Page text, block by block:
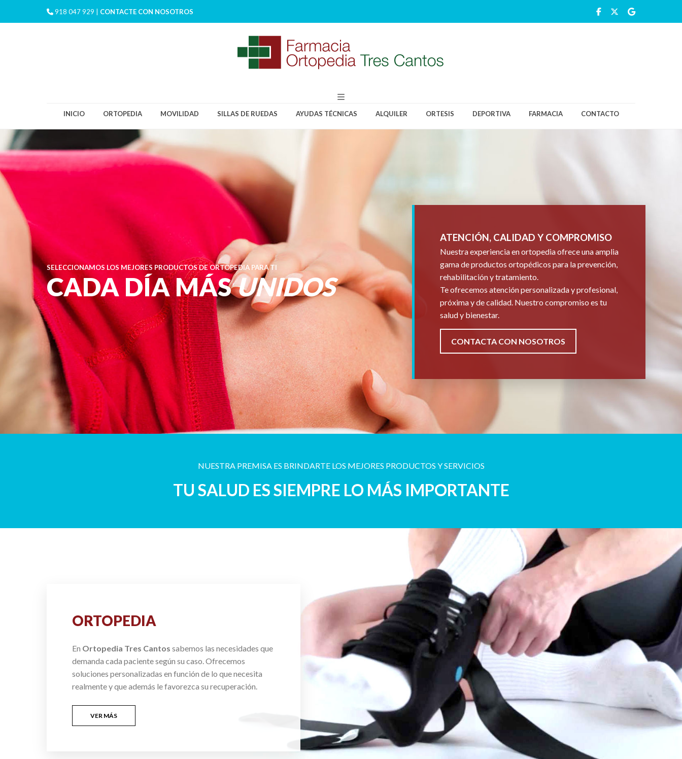
918 047 929 | CONTACTE CON NOSOTROS
INICIO ORTOPEDIA MOVILIDAD SILLAS DE RUEDAS AYUDAS TÉCNICAS ALQUILER ORTESIS DEPORTIVA FARMACIA CONTACTO
SELECCIONAMOS LOS MEJORES PRODUCTOS DE ORTOPEDIA PARA TI
CADA DÍA MÁSUNIDOS
ATENCIÓN, CALIDAD Y COMPROMISO
Nuestra experiencia en ortopedia ofrece una amplia
gama de productos ortopédicos para la prevención,
rehabilitación y tratamiento.
Te ofrecemos atención personalizada y profesional,
próxima y de calidad. Nuestro compromiso es tu
salud y bienestar.
CONTACTA CON NOSOTROS
NUESTRA PREMISA ES BRINDARTE LOS MEJORES PRODUCTOS Y SERVICIOS
TU SALUD ES SIEMPRE LO MÁS IMPORTANTE
ORTOPEDIA
En Ortopedia Tres Cantos sabemos las necesidades que
demanda cada paciente según su caso. Ofrecemos
soluciones personalizadas en función de lo que necesita
realmente y que además le favorezca su recuperación.
VER MÁS